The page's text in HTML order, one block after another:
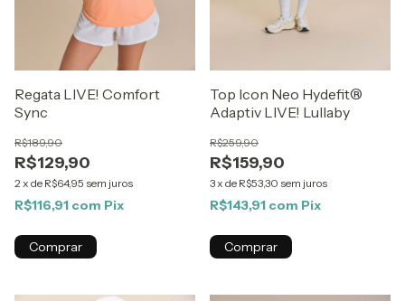
Regata LIVE! Comfort
Sync
R$129,90
R$189,90
2 x de R$64,95 sem juros
R$116,91 com Pix
Comprar
Top Icon Neo Hydefit®
Adaptiv LIVE! Lullaby
R$159,90
R$259,90
3x de R$53,30 sem juros
R$143,91 com Pix
Comprar